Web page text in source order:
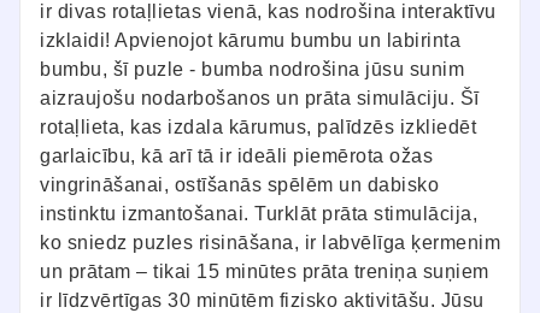
ir divas rotaļlietas vienā, kas nodrošina interaktīvu
izklaidi! Apvienojot kārumu bumbu un labirinta
bumbu, šī puzle - bumba nodrošina jūsu sunim
aizraujošu nodarbošanos un prāta simulāciju. Šī
rotaļlieta, kas izdala kārumus, palīdzēs izkliedēt
garlaicību, kā arī tā ir ideāli piemērota ožas
vingrināšanai, ostīšanās spēlēm un dabisko
instinktu izmantošanai. Turklāt prāta stimulācija,
ko sniedz puzles risināšana, ir labvēlīga ķermenim
un prātam – tikai 15 minūtes prāta treniņa suņiem
ir līdzvērtīgas 30 minūtēm fizisko aktivitāšu. Jūsu